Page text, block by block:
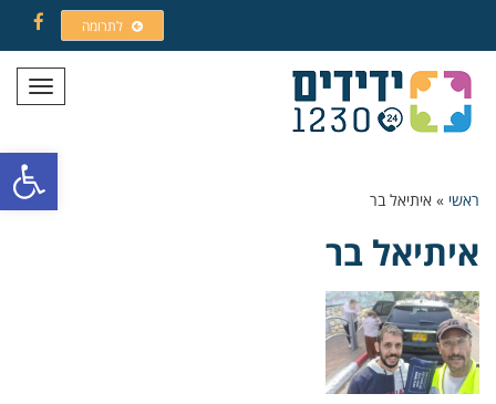
פתח
לתרומה
תפריט
ראשי » איתיאל בר
איתיאל בר